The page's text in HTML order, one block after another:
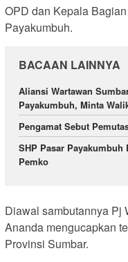
OPD dan Kepala
Payakumbuh.
BACAAN LAINNYA
Aliansi Wartawan
Payakumbuh, Minta
Pengamat Sebut
SHP Pasar
Pemko
Diawal sambutannya Pj
Ananda mengucapkan
Provinsi Sumbar.